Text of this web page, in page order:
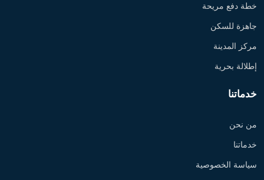
خطة دفع مريحة
جاهزة للسكن
مركز المدينة
إطلالة بحرية
خدماتنا
من نحن
خدماتنا
سياسة الخصوصية